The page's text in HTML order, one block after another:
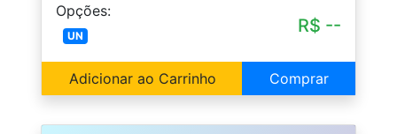
Opções:
UN R$ --
Adicionar ao Carrinho Comprar